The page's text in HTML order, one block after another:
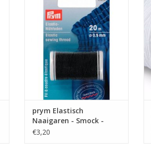
Elastisch Naaigaren - Smock -
Zwart
TOEVOEGEN AAN WINKELWAGEN
prym Elastisch
Naaigaren - Smock -
Zwart
€3,20